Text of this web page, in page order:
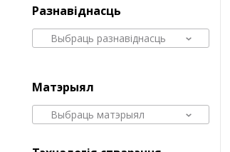
Разнавіднасць
Выбраць разнавіднасць
Матэрыял
Выбраць матэрыял